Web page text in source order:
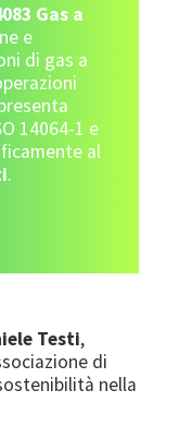
Gas a
e
di gas a
14064-1 e
al
.
Testi,
di
nella